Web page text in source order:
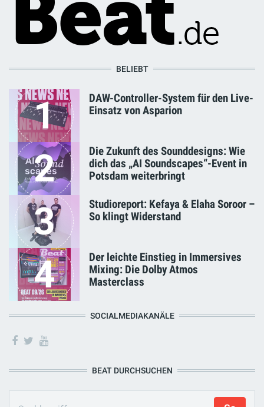
BELIEBT
1
DAW-Controller-System für den Live-
Einsatz von Asparion
2
Die Zukunft des Sounddesigns: Wie
dich das „AI Soundscapes“-Event in
Potsdam weiterbringt
3
Studioreport: Kefaya & Elaha Soroor –
So klingt Widerstand
4
Der leichte Einstieg in Immersives
Mixing: Die Dolby Atmos
Masterclass
SOCIALMEDIAKANÄLE
BEAT DURCHSUCHEN